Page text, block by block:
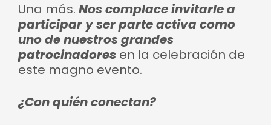
Una más. Nos complace invitarle a
participar y ser parte activa como
uno de nuestros grandes
patrocinadores en la celebración de
este magno evento.
¿Con quién conectan?